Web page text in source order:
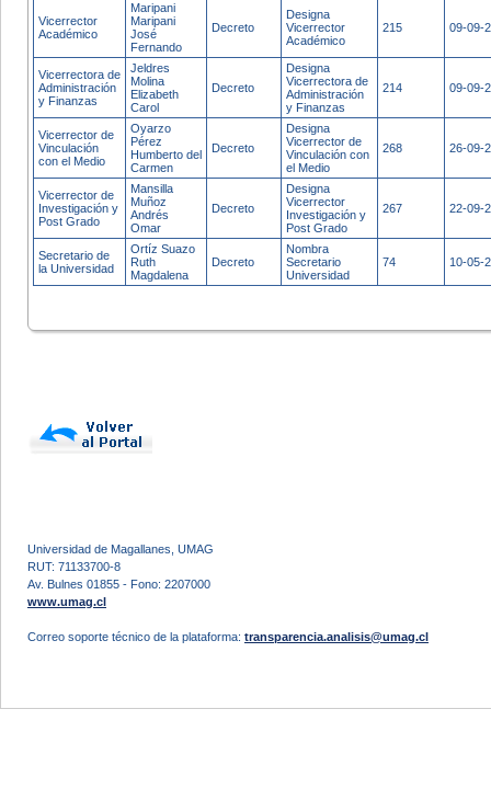
Vicerrector
Académico
Maripani
Maripani
José
Fernando
Decreto
Designa
Vicerrector
Académico
215 09-09-
Vicerrectora de
Administración
y Finanzas
Jeldres
Molina
Elizabeth
Carol
Decreto
Designa
Vicerrectora de
Administración
y Finanzas
214 09-09-
Vicerrector de
Vinculación
con el Medio
Oyarzo
Pérez
Humberto del
Carmen
Decreto
Designa
Vicerrector de
Vinculación con
el Medio
268 26-09-
Vicerrector de
Investigación y
Post Grado
Mansilla
Muñoz
Andrés
Omar
Decreto
Designa
Vicerrector
Investigación y
Post Grado
267 22-09-
Secretario de
la Universidad
Ortíz Suazo
Ruth
Magdalena
Decreto
Nombra
Secretario
Universidad
74 10-05-
Universidad de Magallanes, UMAG
RUT: 71133700-8
Av. Bulnes 01855 - Fono: 2207000
www.umag.cl
Correo soporte técnico de la plataforma: transparencia.analisis@umag.cl